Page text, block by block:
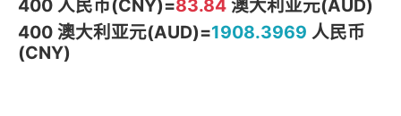
400 人民币(CNY)=83.84澳大利亚元(AUD)
400 澳大利亚元(AUD)=1908.3969 人民币
(CNY)